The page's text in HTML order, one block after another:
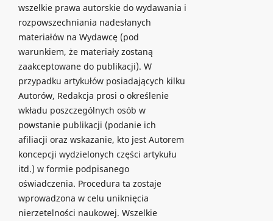
wszelkie prawa autorskie do wydawania i
rozpowszechniania nadesłanych
materiałów na Wydawcę (pod
warunkiem, że materiały zostaną
zaakceptowane do publikacji). W
przypadku artykułów posiadających kilku
Autorów, Redakcja prosi o określenie
wkładu poszczególnych osób w
powstanie publikacji (podanie ich
afiliacji oraz wskazanie, kto jest Autorem
koncepcji wydzielonych części artykułu
itd.) w formie podpisanego
oświadczenia. Procedura ta zostaje
wprowadzona w celu uniknięcia
nierzetelności naukowej. Wszelkie